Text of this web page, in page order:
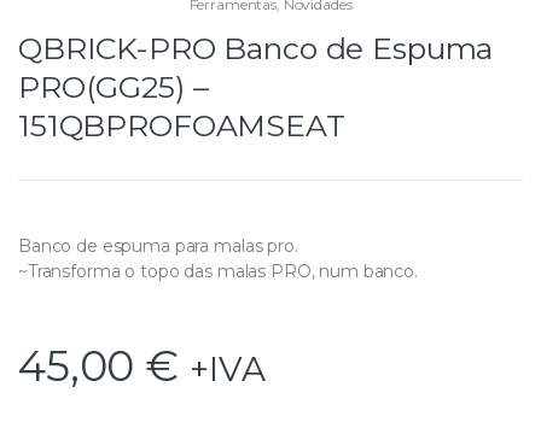
Ferramentas, Novidades
QBRICK-PRO Banco de Espuma
PRO(GG25) –
151QBPROFOAMSEAT
Banco de espuma para malas pro.
~Transforma o topo das malas PRO, num banco.
45,00 € +IVA